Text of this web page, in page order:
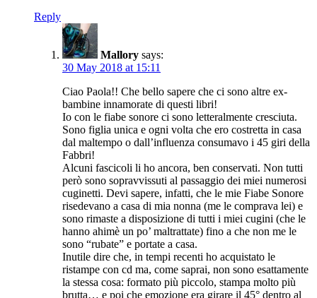
Reply
Mallory says:
30 May 2018 at 15:11
Ciao Paola!! Che bello sapere che ci sono altre ex-
bambine innamorate di questi libri!
Io con le fiabe sonore ci sono letteralmente cresciuta.
Sono figlia unica e ogni volta che ero costretta in casa
dal maltempo o dall’influenza consumavo i 45 giri della
Fabbri!
Alcuni fascicoli li ho ancora, ben conservati. Non tutti
però sono sopravvissuti al passaggio dei miei numerosi
cuginetti. Devi sapere, infatti, che le mie Fiabe Sonore
risedevano a casa di mia nonna (me le comprava lei) e
sono rimaste a disposizione di tutti i miei cugini (che le
hanno ahimè un po’ maltrattate) fino a che non me le
sono “rubate” e portate a casa.
Inutile dire che, in tempi recenti ho acquistato le
ristampe con cd ma, come saprai, non sono esattamente
la stessa cosa: formato più piccolo, stampa molto più
brutta… e poi che emozione era girare il 45° dentro al